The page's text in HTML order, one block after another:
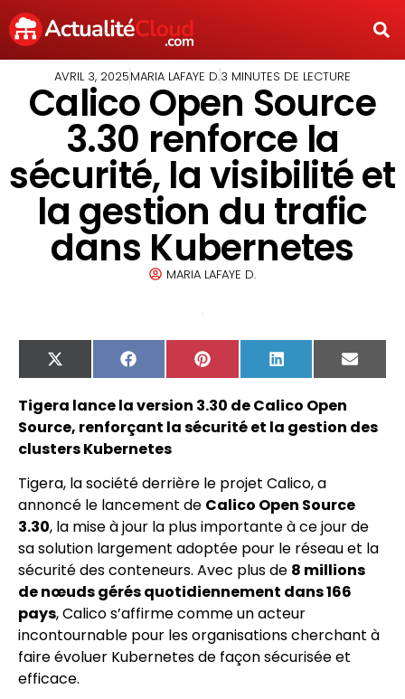
AVRIL 3, 2025MARIA LAFAYE D.3 MINUTES DE LECTURE
Calico Open Source
3.30 renforce la
sécurité, la visibilité et
la gestion du trafic
dans Kubernetes
MARIA LAFAYE D.
X
(Twitter)
FacebookPinterest LinkedIn
Email
Tigera lance la version 3.30 de Calico Open
Source, renforçant la sécurité et la gestion des
clusters Kubernetes
Tigera, la société derrière le projet Calico, a
annoncé le lancement de Calico Open Source
3.30, la mise à jour la plus importante à ce jour de
sa solution largement adoptée pour le réseau et la
sécurité des conteneurs. Avec plus de 8 millions
de nœuds gérés quotidiennement dans 166
pays, Calico s’affirme comme un acteur
incontournable pour les organisations cherchant à
faire évoluer Kubernetes de façon sécurisée et
efficace.